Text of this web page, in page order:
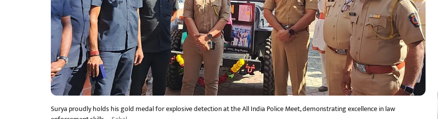
Surya proudly holds his gold medal for explosive detection at the All India Police Meet, demonstrating excellence in law